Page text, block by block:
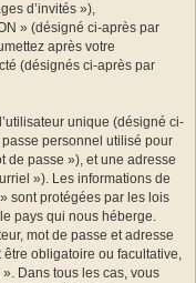
d’invités »),
» (désigné ci-après par
après votre
(désignés ci-après par
unique (désigné ci-
personnel utilisé pour
de passe »), et une adresse
»). Les informations de
sont protégées par les lois
pays qui nous héberge.
mot de passe et adresse
obligatoire ou facultative,
Dans tous les cas, vous